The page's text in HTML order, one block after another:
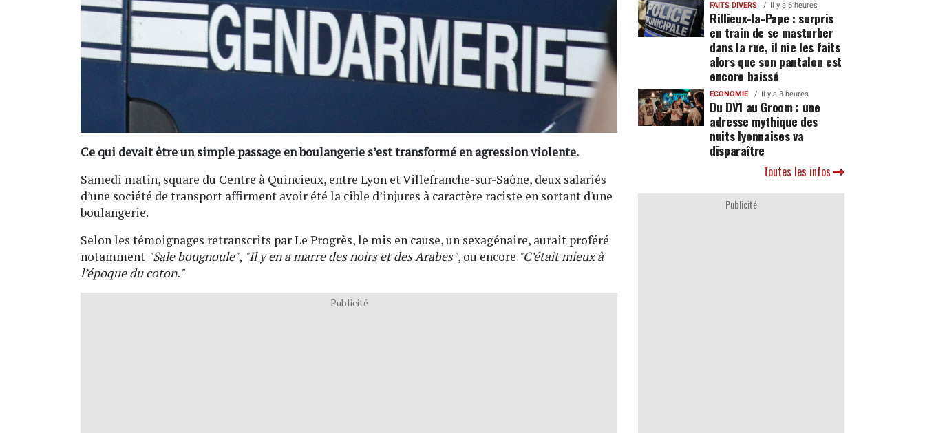
Ce qui devait être un simple passage en boulangerie s’est transformé en agression violente.
Samedi matin, square du Centre à Quincieux, entre Lyon et Villefranche-sur-Saône, deux salariés
d’une société de transport affirment avoir été la cible d’injures à caractère raciste en sortant d'une
boulangerie.
Selon les témoignages retranscrits par Le Progrès, le mis en cause, un sexagénaire, aurait proféré
notamment "Sale bougnoule", "Il y en a marre des noirs et des Arabes", ou encore "C’était mieux à
l’époque du coton."
Publicité
FAITS DIVERS Il y a 6 heures
Rillieux-la-Pape : surpris
en train de se masturber
dans la rue, il nie les faits
alors que son pantalon est
encore baissé
ECONOMIE Il y a 8 heures
Du DV1 au Groom : une
adresse mythique des
nuits lyonnaises va
disparaître
Toutes les infos
Publicité